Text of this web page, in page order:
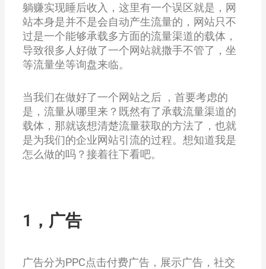
躺赚实现睡后收入，这里有一个误区就是，网
站本身是并不是会自动产生流量的，网站只不
过是一个能够承载多方面的流量渠道的载体，
导致很多人好做了一个网站就撒手不管了，坐
等流量坐等询盘来临。
当我们在做好了一个网站之后 ，首要考虑的
是，流量从哪里来？既然有了承载流量渠道的
载体，那就该想清楚流量获取的方法了，也就
是为我们的企业网站引流的过程。想知道我是
怎么做的吗？接着往下看吧。
1，广告
广告分为PPC点击付费广告，展示广告，社交